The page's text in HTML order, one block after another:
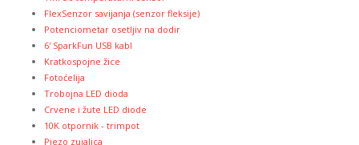
FlexSenzor savijanja (senzor fleksije)
Potenciometar osetljiv na dodir
6' SparkFun USB kabl
Kratkospojne žice
Fotoćelija
Trobojna LED dioda
Crvene i žute LED diode
10K otpornik - trimpot
Piezo zujalica